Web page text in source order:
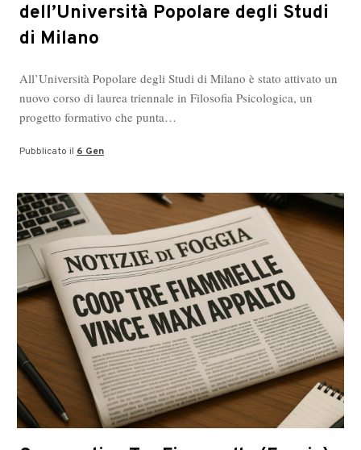
dell’Università Popolare degli Studi
di Milano
All’Università Popolare degli Studi di Milano è stato attivato un
nuovo corso di laurea triennale in Filosofia Psicologica, un
progetto formativo che punta…
Pubblicato il 6 Gen